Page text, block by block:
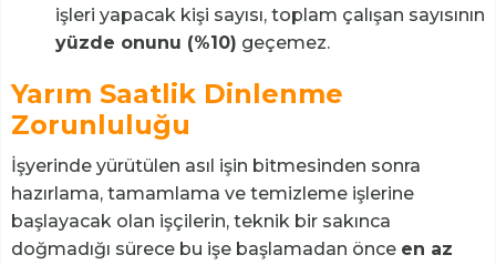
işleri yapacak kişi sayısı, toplam çalışan sayısının
yüzde onunu (%10) geçemez.
Yarım Saatlik Dinlenme
Zorunluluğu
İşyerinde yürütülen asıl işin bitmesinden sonra
hazırlama, tamamlama ve temizleme işlerine
başlayacak olan işçilerin, teknik bir sakınca
doğmadığı sürece bu işe başlamadan önce en az